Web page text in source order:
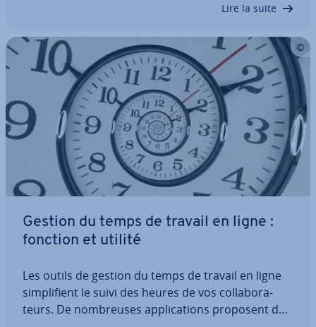
Lire la suite
Gestion du temps de travail en ligne :
fonction et utilité
Les outils de gestion du temps de travail en ligne
sim­pli­fient le suivi des heures de vos col­la­bo­ra­
teurs. De nom­breuses ap­pli­ca­tions proposent de